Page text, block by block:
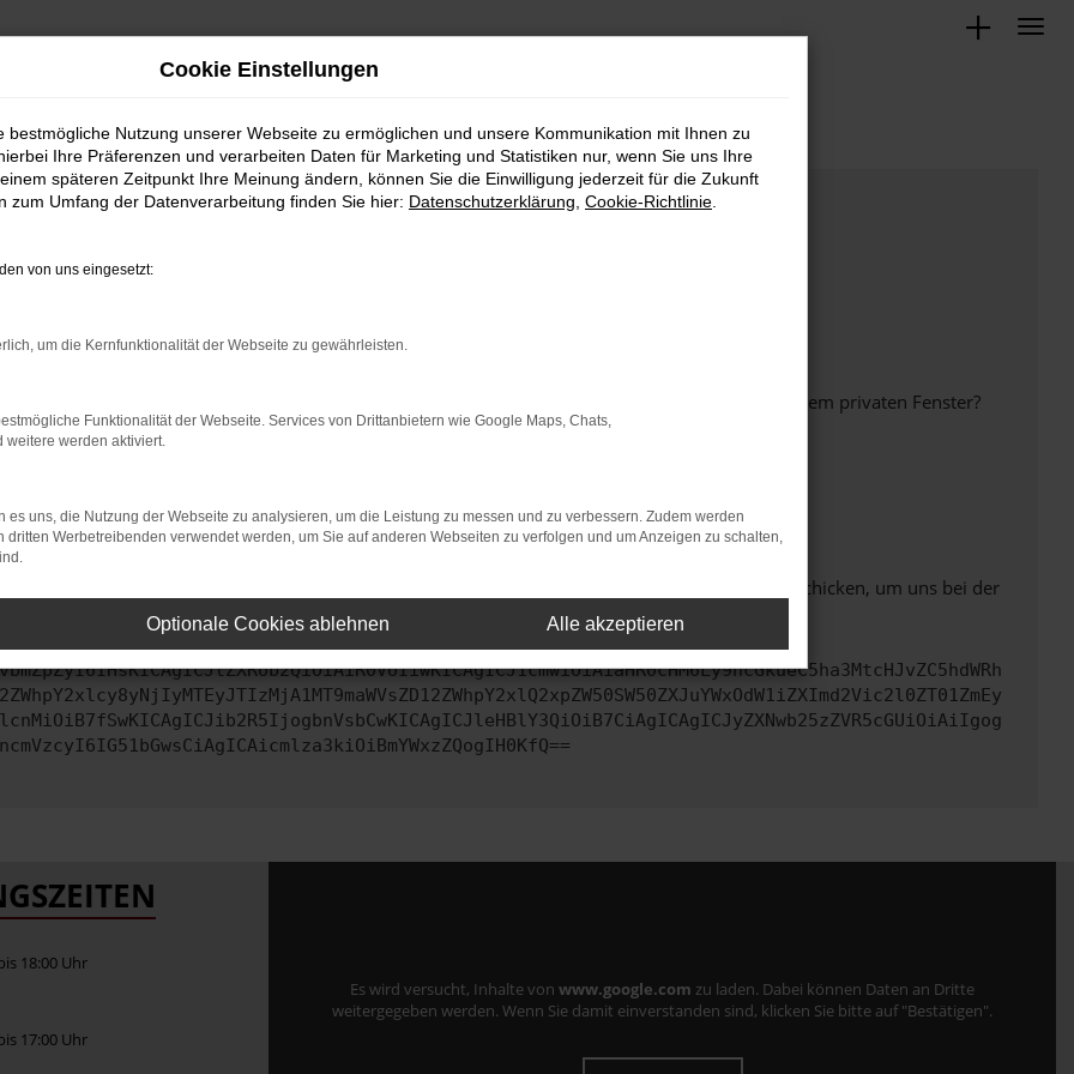
bestimmter Seiten verhindern. Funktioniert die Seite in einem anderen Browser oder in einem privaten Fenster?
beheben.
auf dem neuesten Stand sind.
kann auch dazu führen, dass bestimmte Funktionen nicht mehr unterstützt werden.
uns bitte. Wir werden versuchen, das Problem zu beheben. Du kannst uns diesen Text schicken, um uns bei der
18:00 Uhr
17:00 Uhr
Es wird versucht, Inhalte von www.google.com zu laden. Dabei können Daten an Dritte
weitergegeben werden. Wenn Sie damit einverstanden sind, klicken Sie bitte auf "Bestätigen".
Cookie Einstellungen
bestmögliche Nutzung unserer Webseite zu ermöglichen und unsere Kommunikation mit Ihnen zu
Ihre Präferenzen und verarbeiten Daten für Marketing und Statistiken nur, wenn Sie uns Ihre
späteren Zeitpunkt Ihre Meinung ändern, können Sie die Einwilligung jederzeit für die Zukunft
zum Umfang der Datenverarbeitung finden Sie hier: Datenschutzerklärung Cookie-Richtlinie
von uns eingesetzt:
um die Kernfunktionalität der Webseite zu gewährleisten.
Funktionalität der Webseite. Services von Drittanbietern wie Google Maps, Chats,
weitere werden aktiviert.
es uns, die Nutzung der Webseite zu analysieren, um die Leistung zu messen und zu verbessern. Zudem werden
dritten Werbetreibenden verwendet werden, um Sie auf anderen Webseiten zu verfolgen und um Anzeigen zu schalten,
Optionale Cookies ablehnen Alle akzeptieren